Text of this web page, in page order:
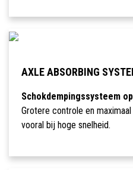
AXLE ABSORBING
Schokdempingssysteem
Grotere controle en
vooral bij hoge snelheid.